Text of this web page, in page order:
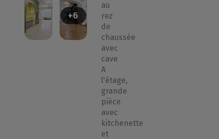
+6
au
rez
de
chaussée
avec
cave
A
l'étage,
grande
pièce
avec
kitchenette
et